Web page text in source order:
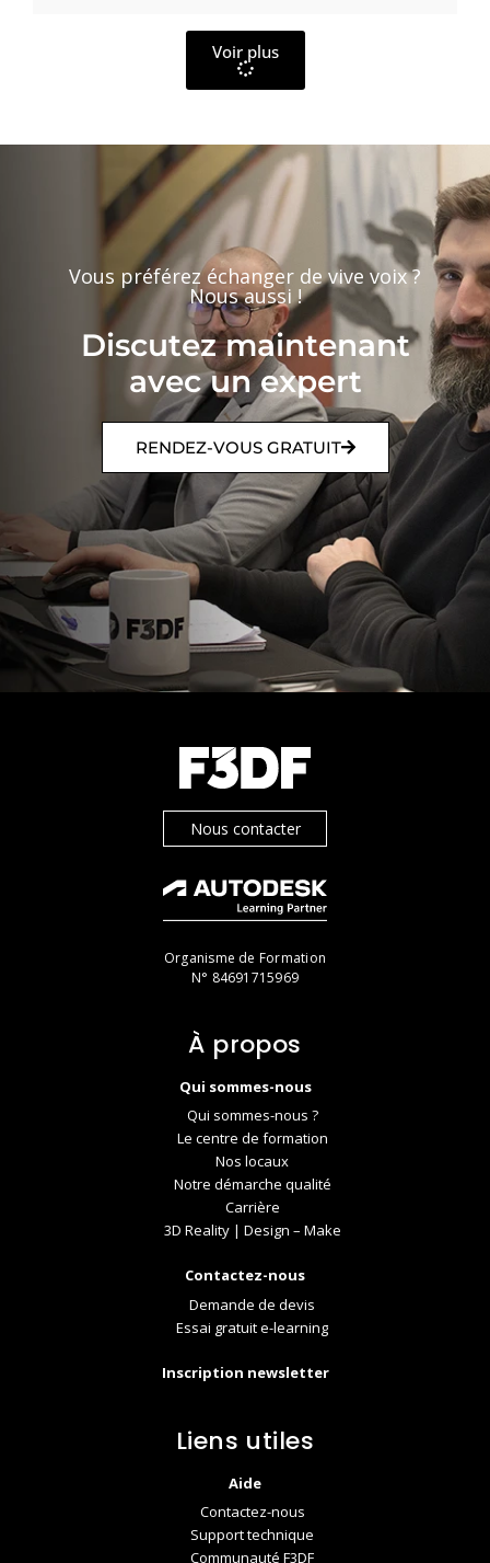
Voir plus
Vous préférez échanger de vive voix ?
Nous aussi !
Discutez maintenant
avec un expert
RENDEZ-VOUS GRATUIT
Nous contacter
Organisme de Formation
N° 84691715969
À propos
Qui sommes-nous
Qui sommes-nous ?
Le centre de formation
Nos locaux
Notre démarche qualité
Carrière
3D Reality | Design – Make
Contactez-nous
Demande de devis
Essai gratuit e-learning
Inscription newsletter
Liens utiles
Aide
Contactez-nous
Support technique
Communauté F3DF